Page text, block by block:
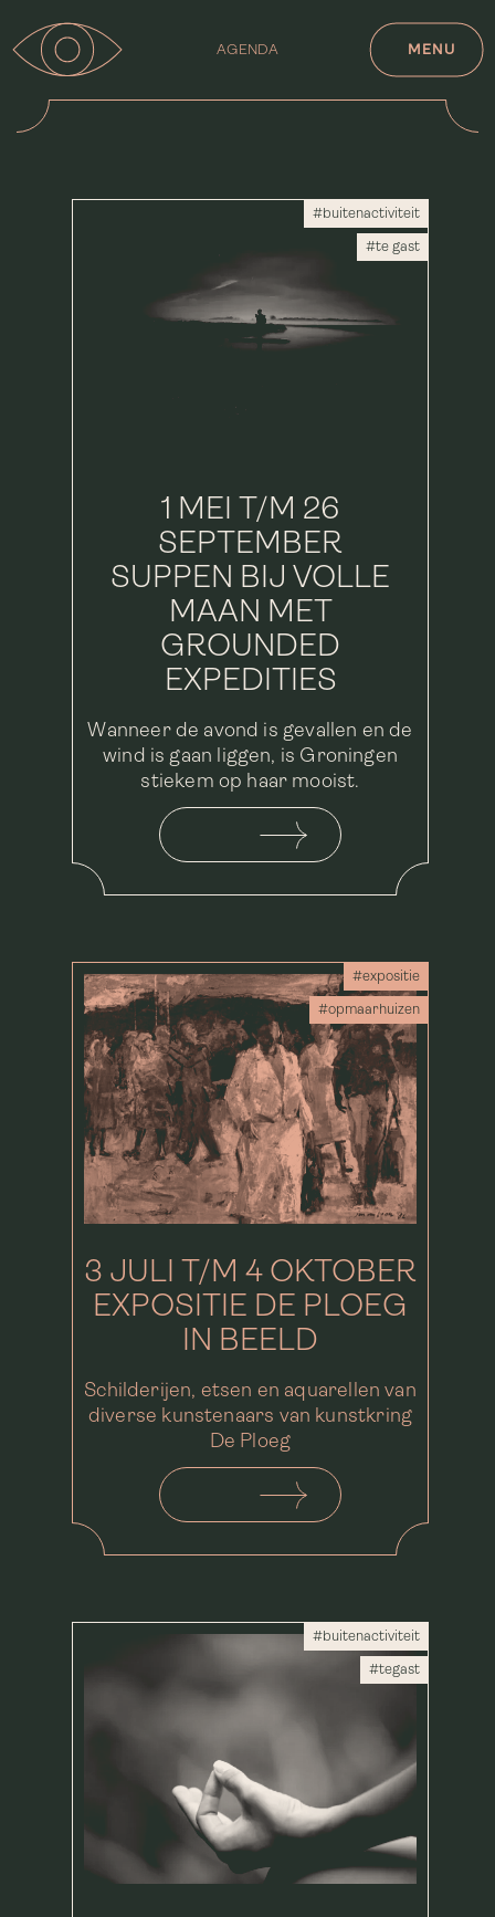
AGENDA MENU
#buitenactiviteit
#te gast
1 MEI T/M 26
SEPTEMBER
SUPPEN BIJ VOLLE
MAAN MET
GROUNDED
EXPEDITIES
Wanneer de avond is gevallen en de
wind is gaan liggen, is Groningen
stiekem op haar mooist.
#expositie
#opmaarhuizen
3 JULI T/M 4 OKTOBER
EXPOSITIE DE PLOEG
IN BEELD
Schilderijen, etsen en aquarellen van
diverse kunstenaars van kunstkring
De Ploeg
#buitenactiviteit
#tegast